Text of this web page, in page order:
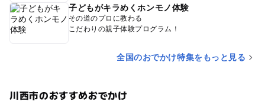
子どもがキラめくホンモノ体験
その道のプロに教わる
こだわりの親子体験プログラム！
全国のおでかけ特集をもっと見る
川西市のおすすめおでかけ